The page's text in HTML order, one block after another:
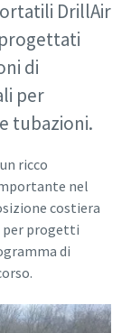
DrillAir
di
per
tubazioni.
ricco
nel
costiera
per progetti
di